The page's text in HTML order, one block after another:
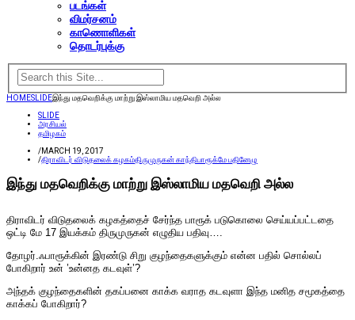
படங்கள்
விமர்சனம்
காணொளிகள்
தொடர்புக்கு
HOMESLIDEஇந்து மதவெறிக்கு மாற்று இஸ்லாமிய மதவெறி அல்ல
SLIDE
அரசியல்
தமிழகம்
/MARCH 19, 2017
/திராவிடர் விடுதலைக் கழகம்திருமுருகன் காந்திபாரூக்மே பதினேழு
இந்து மதவெறிக்கு மாற்று இஸ்லாமிய மதவெறி அல்ல
திராவிடர் விடுதலைக் கழகத்தைச் சேர்ந்த பாரூக் படுகொலை செய்யப்பட்டதை
ஒட்டி மே 17 இயக்கம் திருமுருகன் எழுதிய பதிவு….
தோழர்.ஃபாரூக்கின் இரண்டு சிறு குழந்தைகளுக்கும் என்ன பதில் சொல்லப்
போகிறார் உன் ’உன்னத கடவுள்’?
அந்தக் குழந்தைகளின் தகப்பனை காக்க வராத கடவுளா இந்த மனித சமூகத்தை
காக்கப் போகிறார்?